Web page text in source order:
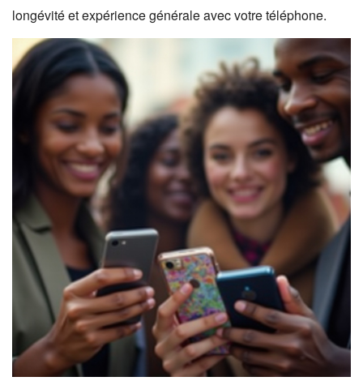
longévité et expérience générale avec votre téléphone.